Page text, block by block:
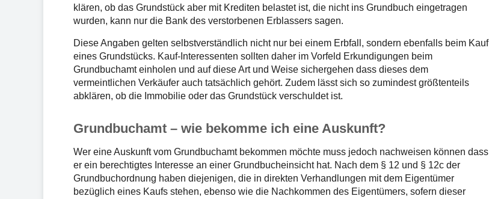
klären, ob das Grundstück aber mit Krediten belastet ist, die nicht ins Grundbuch eingetragen
wurden, kann nur die Bank des verstorbenen Erblassers sagen.
Diese Angaben gelten selbstverständlich nicht nur bei einem Erbfall, sondern ebenfalls beim Kauf
eines Grundstücks. Kauf-Interessenten sollten daher im Vorfeld Erkundigungen beim
Grundbuchamt einholen und auf diese Art und Weise sichergehen dass dieses dem
vermeintlichen Verkäufer auch tatsächlich gehört. Zudem lässt sich so zumindest größtenteils
abklären, ob die Immobilie oder das Grundstück verschuldet ist.
Grundbuchamt – wie bekomme ich eine Auskunft?
Wer eine Auskunft vom Grundbuchamt bekommen möchte muss jedoch nachweisen können dass
er ein berechtigtes Interesse an einer Grundbucheinsicht hat. Nach dem § 12 und § 12c der
Grundbuchordnung haben diejenigen, die in direkten Verhandlungen mit dem Eigentümer
bezüglich eines Kaufs stehen, ebenso wie die Nachkommen des Eigentümers, sofern dieser